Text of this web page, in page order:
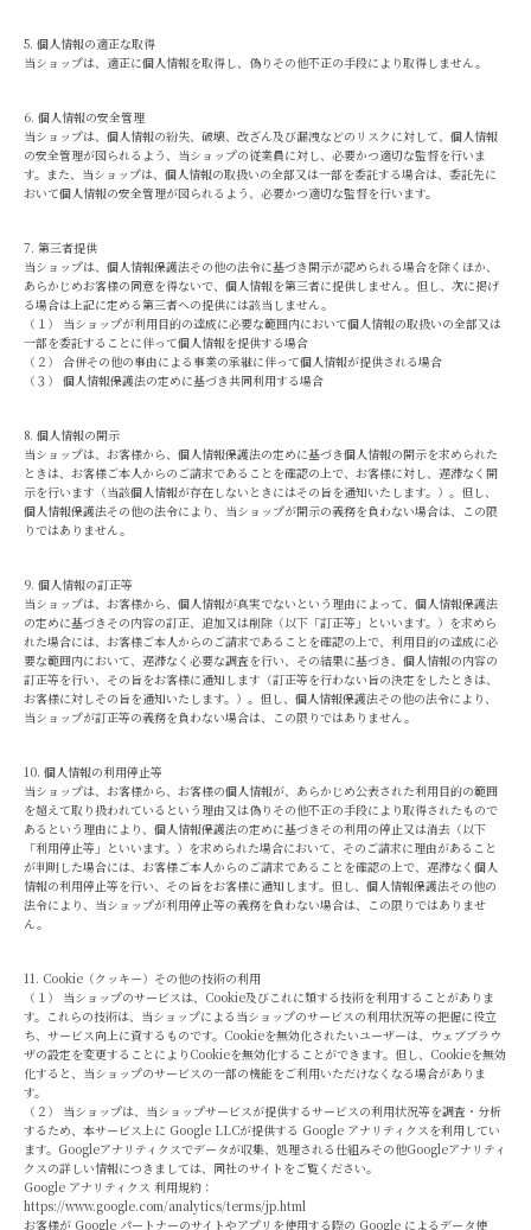
5. 個人情報の適正な取得
当ショップは、適正に個人情報を取得し、偽りその他不正の手段により取得しません。
6. 個人情報の安全管理
当ショップは、個人情報の紛失、破壊、改ざん及び漏洩などのリスクに対して、個人情報
の安全管理が図られるよう、当ショップの従業員に対し、必要かつ適切な監督を行いま
す。また、当ショップは、個人情報の取扱いの全部又は一部を委託する場合は、委託先に
おいて個人情報の安全管理が図られるよう、必要かつ適切な監督を行います。
7. 第三者提供
当ショップは、個人情報保護法その他の法令に基づき開示が認められる場合を除くほか、
あらかじめお客様の同意を得ないで、個人情報を第三者に提供しません。但し、次に掲げ
る場合は上記に定める第三者への提供には該当しません。
（１） 当ショップが利用目的の達成に必要な範囲内において個人情報の取扱いの全部又は
一部を委託することに伴って個人情報を提供する場合
（２） 合併その他の事由による事業の承継に伴って個人情報が提供される場合
（３） 個人情報保護法の定めに基づき共同利用する場合
8. 個人情報の開示
当ショップは、お客様から、個人情報保護法の定めに基づき個人情報の開示を求められた
ときは、お客様ご本人からのご請求であることを確認の上で、お客様に対し、遅滞なく開
示を行います（当該個人情報が存在しないときにはその旨を通知いたします。）。但し、
個人情報保護法その他の法令により、当ショップが開示の義務を負わない場合は、この限
りではありません。
9. 個人情報の訂正等
当ショップは、お客様から、個人情報が真実でないという理由によって、個人情報保護法
の定めに基づきその内容の訂正、追加又は削除（以下「訂正等」といいます。）を求めら
れた場合には、お客様ご本人からのご請求であることを確認の上で、利用目的の達成に必
要な範囲内において、遅滞なく必要な調査を行い、その結果に基づき、個人情報の内容の
訂正等を行い、その旨をお客様に通知します（訂正等を行わない旨の決定をしたときは、
お客様に対しその旨を通知いたします。）。但し、個人情報保護法その他の法令により、
当ショップが訂正等の義務を負わない場合は、この限りではありません。
10. 個人情報の利用停止等
当ショップは、お客様から、お客様の個人情報が、あらかじめ公表された利用目的の範囲
を超えて取り扱われているという理由又は偽りその他不正の手段により取得されたもので
あるという理由により、個人情報保護法の定めに基づきその利用の停止又は消去（以下
「利用停止等」といいます。）を求められた場合において、そのご請求に理由があること
が判明した場合には、お客様ご本人からのご請求であることを確認の上で、遅滞なく個人
情報の利用停止等を行い、その旨をお客様に通知します。但し、個人情報保護法その他の
法令により、当ショップが利用停止等の義務を負わない場合は、この限りではありませ
ん。
11. Cookie（クッキー）その他の技術の利用
（１） 当ショップのサービスは、Cookie及びこれに類する技術を利用することがありま
す。これらの技術は、当ショップによる当ショップのサービスの利用状況等の把握に役立
ち、サービス向上に資するものです。Cookieを無効化されたいユーザーは、ウェブブラウ
ザの設定を変更することによりCookieを無効化することができます。但し、Cookieを無効
化すると、当ショップのサービスの一部の機能をご利用いただけなくなる場合がありま
す。
（２） 当ショップは、当ショップサービスが提供するサービスの利用状況等を調査・分析
するため、本サービス上に Google LLCが提供する Google アナリティクスを利用してい
ます。Googleアナリティクスでデータが収集、処理される仕組みその他Googleアナリティ
クスの詳しい情報につきましては、同社のサイトをご覧ください。
Google アナリティクス 利用規約：
https://www.google.com/analytics/terms/jp.html
お客様が Google パートナーのサイトやアプリを使用する際の Google によるデータ使